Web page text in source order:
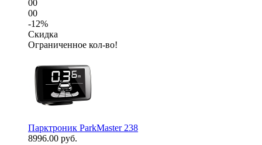
00
00
-12%
Скидка
Ограниченное кол-во!
Парктроник ParkMaster 238
8996.00 руб.